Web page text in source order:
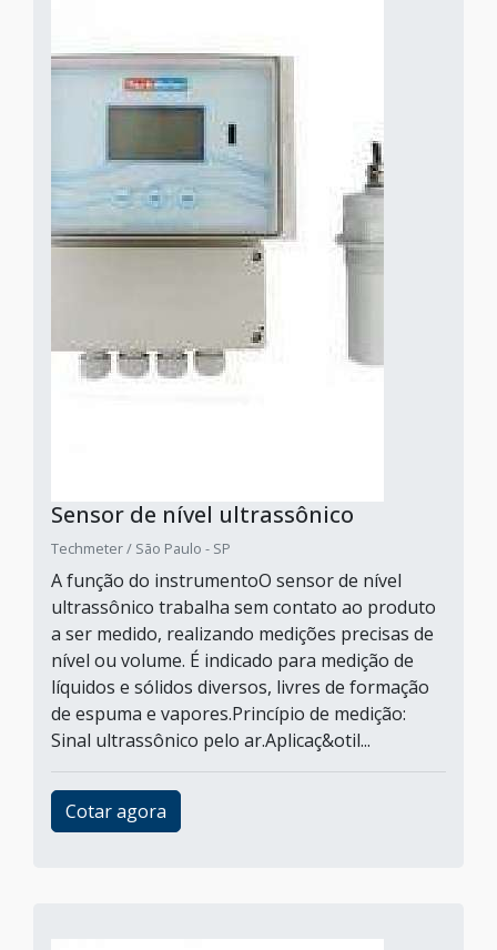
Sensor de nível ultrassônico
Techmeter / São Paulo - SP
A função do instrumentoO sensor de nível
ultrassônico trabalha sem contato ao produto
a ser medido, realizando medições precisas de
nível ou volume. É indicado para medição de
líquidos e sólidos diversos, livres de formação
de espuma e vapores.Princípio de medição:
Sinal ultrassônico pelo ar.Aplicaç&otil...
Cotar agora